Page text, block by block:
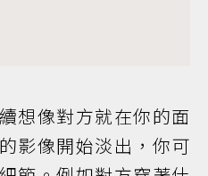
想像對方就在你的面
影像開始淡出，你可